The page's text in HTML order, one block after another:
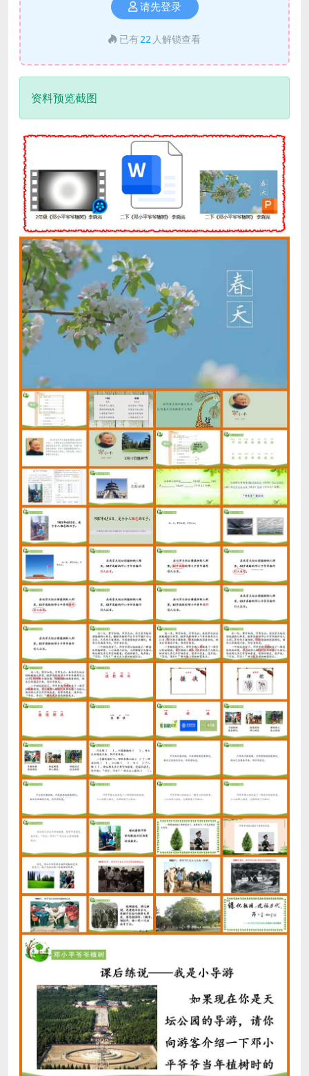
请先登录
已有 22 人解锁查看
资料预览截图